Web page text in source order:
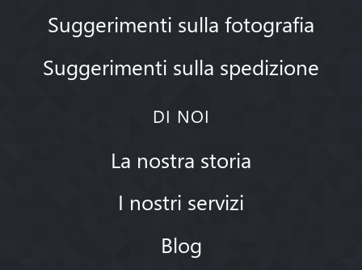
Suggerimenti sulla fotografia
Suggerimenti sulla spedizione
DI NOI
La nostra storia
I nostri servizi
Blog